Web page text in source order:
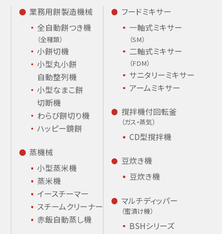
業務用餅製造機械
全自動餅つき機
（全種類）
小餅切機
小型丸小餅
自動整列機
小型なまこ餅
切断機
わらび餅切り機
ハッピー鏡餅
蒸機械
小型蒸米機
蒸米機
イースチーマー
スチームクリーナー
赤飯自動蒸し機
フードミキサー
一軸式ミキサー
（SM）
二軸式ミキサー
（FDM）
サニタリーミキサー
アームミキサー
撹拌機付回転釜
（ガス・蒸気）
CD型撹拌機
豆炊き機
豆炊き機
マルチディッパー
（蜜漬け機）
BSHシリーズ